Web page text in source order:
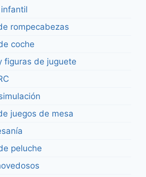
infantil
rompecabezas
coche
figuras de juguete
juegos de mesa
peluche